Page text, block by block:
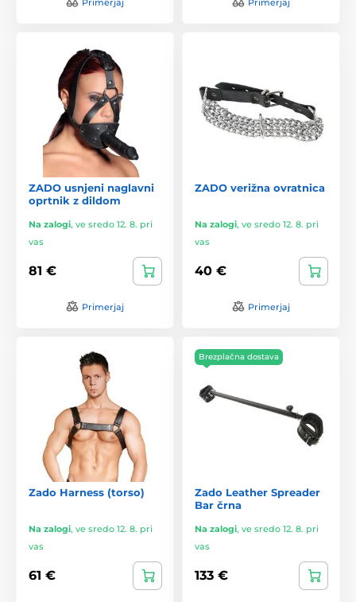
ZADO usnjeni naglavni
oprtnik z dildom
Na zalogi, ve sredo 12. 8. pri
vas
81 €
Primerjaj
ZADO verižna ovratnica
Na zalogi, ve sredo 12. 8. pri
vas
40 €
Primerjaj
Zado Harness (torso)
Na zalogi, ve sredo 12. 8. pri
vas
61 €
Brezplačna dostava
Zado Leather Spreader
Bar črna
Na zalogi, ve sredo 12. 8. pri
vas
133 €